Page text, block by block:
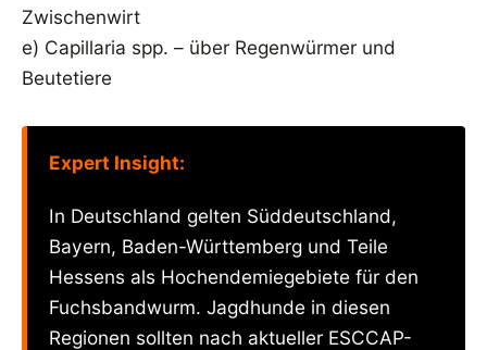
Zwischenwirt
e) Capillaria spp. – über Regenwürmer und
Beutetiere
Expert Insight:
In Deutschland gelten Süddeutschland,
Bayern, Baden-Württemberg und Teile
Hessens als Hochendemiegebiete für den
Fuchsbandwurm. Jagdhunde in diesen
Regionen sollten nach aktueller ESCCAP-